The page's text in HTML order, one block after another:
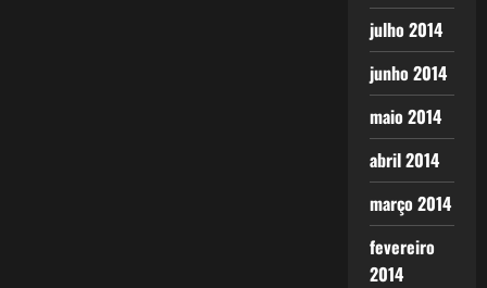
julho 2014
junho 2014
maio 2014
abril 2014
março 2014
fevereiro
2014